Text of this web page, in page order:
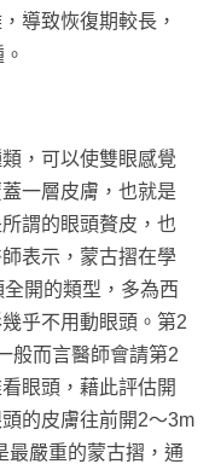
導致恢復期較長，
，可以使雙眼感覺
一層皮膚，也就是
謂的眼頭贅皮，也
表示，蒙古摺在學
開的類型，多為西
乎不用動眼頭。第2
般而言醫師會請第2
眼頭，藉此評估開
的皮膚往前開2～3m
最嚴重的蒙古摺，通